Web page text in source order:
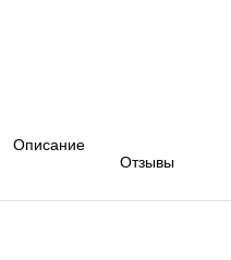
Описание
Отзывы